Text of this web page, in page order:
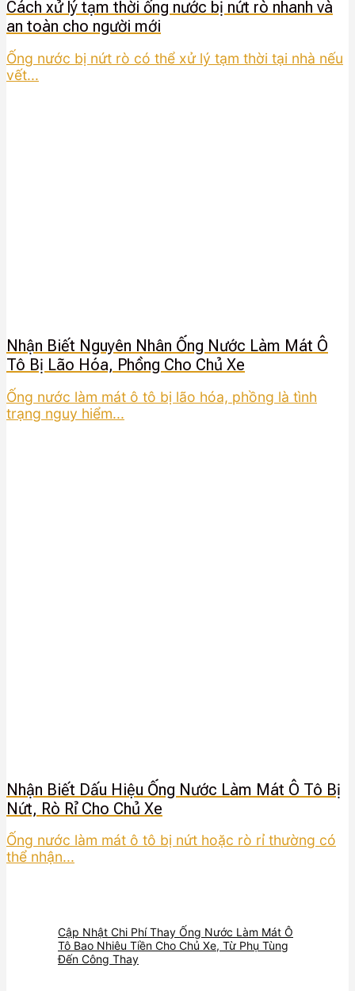
Cách xử lý tạm thời ống nước bị nứt rò nhanh và
an toàn cho người mới
Ống nước bị nứt rò có thể xử lý tạm thời tại nhà nếu
vết...
Nhận Biết Nguyên Nhân Ống Nước Làm Mát Ô
Tô Bị Lão Hóa, Phồng Cho Chủ Xe
Ống nước làm mát ô tô bị lão hóa, phồng là tình
trạng nguy hiểm...
Nhận Biết Dấu Hiệu Ống Nước Làm Mát Ô Tô Bị
Nứt, Rò Rỉ Cho Chủ Xe
Ống nước làm mát ô tô bị nứt hoặc rò rỉ thường có
thể nhận...
Cập Nhật Chi Phí Thay Ống Nước Làm Mát Ô
Tô Bao Nhiêu Tiền Cho Chủ Xe, Từ Phụ Tùng
Đến Công Thay